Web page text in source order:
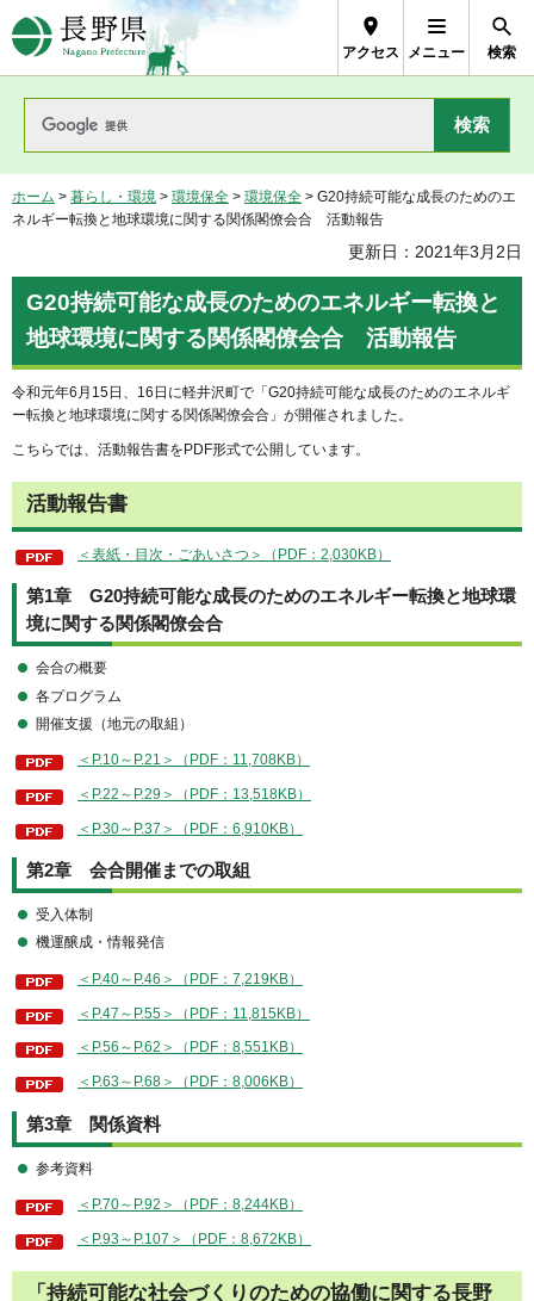
長野県Nagano Prefecture
アクセス メニュー 検索
ホーム > 暮らし・環境 > 環境保全 > 環境保全 > G20持続可能な成長のためのエ
ネルギー転換と地球環境に関する関係閣僚会合 活動報告
更新日：2021年3月2日
G20持続可能な成長のためのエネルギー転換と
地球環境に関する関係閣僚会合 活動報告
令和元年6月15日、16日に軽井沢町で「G20持続可能な成長のためのエネルギ
ー転換と地球環境に関する関係閣僚会合」が開催されました。
こちらでは、活動報告書をPDF形式で公開しています。
活動報告書
＜表紙・目次・ごあいさつ＞（PDF：2,030KB）
第1章 G20持続可能な成長のためのエネルギー転換と地球環
境に関する関係閣僚会合
会合の概要
各プログラム
開催支援（地元の取組）
＜P.10～P.21＞（PDF：11,708KB）
＜P.22～P.29＞（PDF：13,518KB）
＜P.30～P.37＞（PDF：6,910KB）
第2章 会合開催までの取組
受入体制
機運醸成・情報発信
＜P.40～P.46＞（PDF：7,219KB）
＜P.47～P.55＞（PDF：11,815KB）
＜P.56～P.62＞（PDF：8,551KB）
＜P.63～P.68＞（PDF：8,006KB）
第3章 関係資料
参考資料
＜P.70～P.92＞（PDF：8,244KB）
＜P.93～P.107＞（PDF：8,672KB）
「持続可能な社会づくりのための協働に関する⻑野